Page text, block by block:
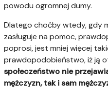
powodu ogromnej dumy.
Dlatego choćby wtedy, gdy
zasługuje na pomoc,
poprosi, jest mniej więcej
prawdopodobieństwo, iż ją
społeczeństwo nie
mężczyzn, tak i sam